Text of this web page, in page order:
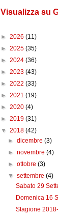
Visualizza su
► 2026 (11)
► 2025 (35)
► 2024 (36)
► 2023 (43)
► 2022 (33)
► 2021 (19)
► 2020 (4)
► 2019 (31)
▼ 2018 (42)
►dicembre(3)
►novembre(4)
►ottobre(3)
▼settembre(4)
Sabato 29
Domenica 16
Stagione